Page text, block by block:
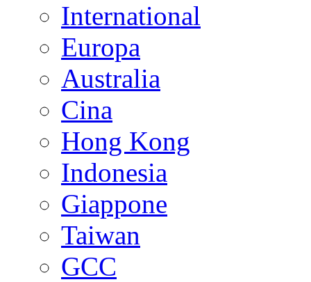
International
Europa
Australia
Cina
Hong Kong
Indonesia
Giappone
Taiwan
GCC